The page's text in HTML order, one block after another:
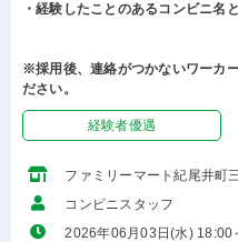
・経験したことのあるコンビニ名
※採用後、連絡がつかないワーカ
ださい。
経験者優遇
ファミリーマート紀尾井町
コンビニスタッフ
2026年06月03日(水) 18:00